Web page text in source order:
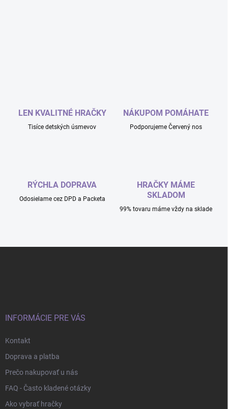
LEN KVALITNÉ HRAČKY
Tisíce detských úsmevov
NÁKUPOM POMÁHATE
Podporujeme Červený nos
RÝCHLA DOPRAVA
Odosielame cez DPD a Packeta
HRAČKY MÁME
SKLADOM
99% tovaru máme vždy na sklade
INFORMÁCIE PRE VÁS
Kontakt
Doprava a platba
Prečo nakupovať u nás
FAQ - Často kladené otázky
Ako vybrať hračky